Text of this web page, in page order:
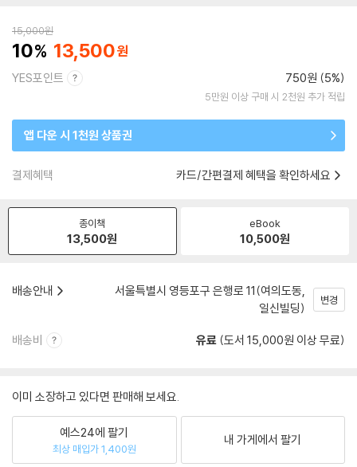
15,000원
10 13,500
YES포인트 750원 (5%)
5만원 이상 구매 시 2천원 추가 적립
앱 다운 시 1천원 상품권
결제혜택 카드/간편결제 혜택을 확인하세요
종이책
13,500원
eBook
10,500원
배송안내
서울특별시 영등포구 은행로 11(여의도동,
일신빌딩)
변경
배송비 유료 (도서 15,000원 이상 무료)
이미 소장하고 있다면 판매해 보세요.
예스24에 팔기
최상 매입가 1,400원
내 가게에서 팔기